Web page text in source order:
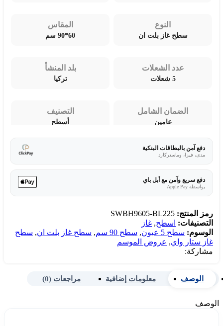
النوع
سطح غاز بلت ان
المقاس
60*90 سم
عدد الشعلات
5 شعلات
بلد المنشأ
تركيا
الضمان الشامل
عامين
التصنيف
أسطح
دفع آمن بالبطاقات البنكية
مدى، فيزا، وماستركارد
دفع سريع وآمن مع أبل باي
بواسطة Apple Pay
رمز المنتج: SWBH9605-BL225
التصنيفات: اسطح, غاز
الوسوم: سطح 5 عيون , سطح 90 سم , سطح غاز بلت ان, سطح
غاز ستار واي, عروض الموسم
مشاركة:
الوصف معلومات إضافية مراجعات (0)
الوصف